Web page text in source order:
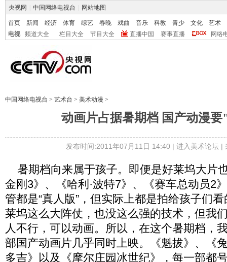
央视网 中国网络电视台 网站地图
首页 新闻 经济 体育 综艺 春晚 戏曲 音乐 科教 青少 文化
艺术
电视
频道大全 栏目大全 节目大全 直播中国 赛事直播 网络
中国网络电视台 > 艺术台 > 美术动漫 >
动画片占据暑期档 国产动漫
发布时间:2011年07月11日 14:40 | 进入美术论坛|
暑期档向来属于孩子。即便是好莱坞大片
金刚3》、《哈利·波特7》、《赛车总动员2
管都是“真人版”，但实际上都是拍给孩子们
莱坞这么大阵仗，也没这么强的技术，但
人不行，可以动画。所以，在这个暑期档，
部国产动画片几乎同时上映。《魁拔》、《
多吉》以及《摩尔庄园冰世纪》，每一部都